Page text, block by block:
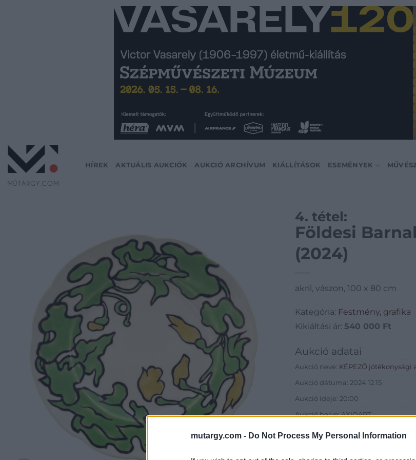
mutargy.com - Do Not Process My Personal Information
HÍREK AKTUÁLIS AUKCIÓK AUKCIÓ ARCHÍVUM KIÁLLÍTÁSOK ESEMÉNYEK
4. tétel:
Földesi
(2024)
akril, vászon, 100 x 80 cm
Kategória: Festmény, grafika
Kikiáltási ár: 540 000 Ft
Aukció adatai
Aukció neve: KÉPEZŐ jótékonysági
Aukció dátuma: 2024.12.15
Aukció ideje: 20:00
Aukció helye: AXIOART